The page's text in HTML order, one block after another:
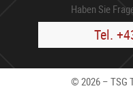
Haben Sie
Tel.
© 2026 – TSG